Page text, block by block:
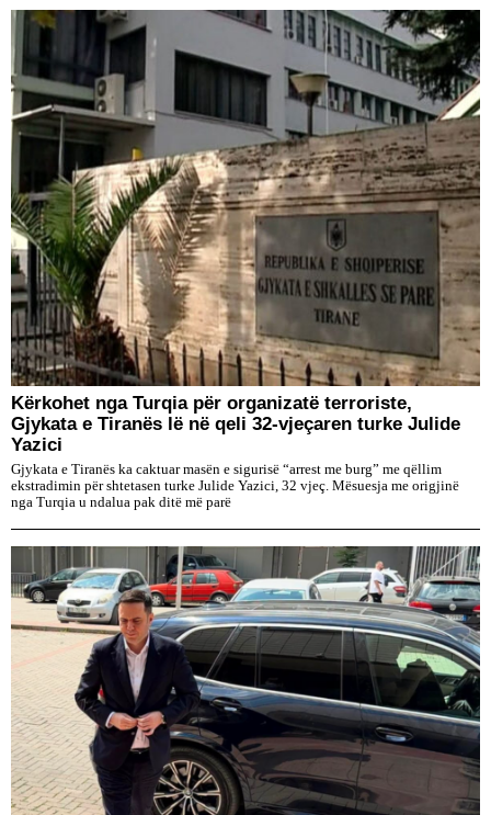
Kërkohet nga Turqia për organizatë terroriste,
Gjykata e Tiranës lë në qeli 32-vjeçaren turke Julide
Yazici
Gjykata e Tiranës ka caktuar masën e sigurisë “arrest me burg” me qëllim
ekstradimin për shtetasen turke Julide Yazici, 32 vjeç. Mësuesja me origjinë
nga Turqia u ndalua pak ditë më parë